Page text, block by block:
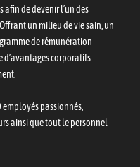
afin de devenir l’un des
un milieu de vie sain, un
de rémunération
corporatifs
employés passionnés,
ainsi que tout le personnel